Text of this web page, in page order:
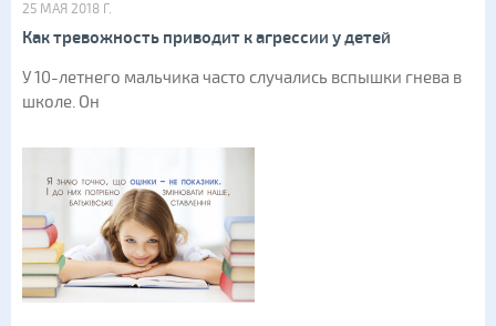
25 МАЯ 2018 Г.
Как тревожность приводит к агрессии у детей
У 10-летнего мальчика часто случались вспышки гнева в
школе. Он